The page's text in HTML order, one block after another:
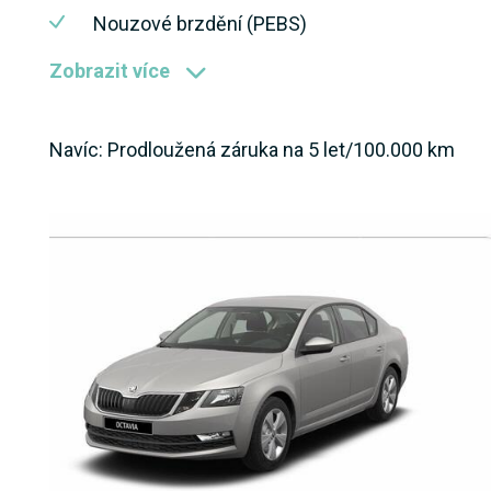
Nouzové brzdění (PEBS)
Zobrazit více
Navíc: Prodloužená záruka na 5 let/100.000 km